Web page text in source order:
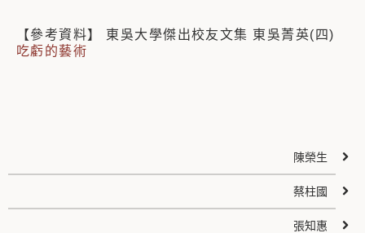
【參考資料】 東吳大學傑出校友文集 東吳菁英(四)
吃虧的藝術
陳榮生
蔡柱國
張知惠